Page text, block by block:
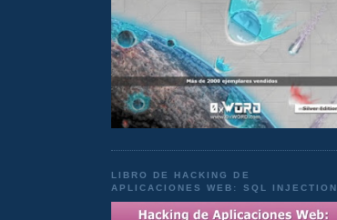
LIBRO DE HACKING DE
APLICACIONES WEB: SQL INJECTION